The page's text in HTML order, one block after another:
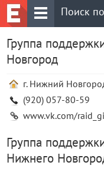
Группа
Новгород
г. Нижний
(920) 057-80-59
www.vk.com/
Группа
Нижнего